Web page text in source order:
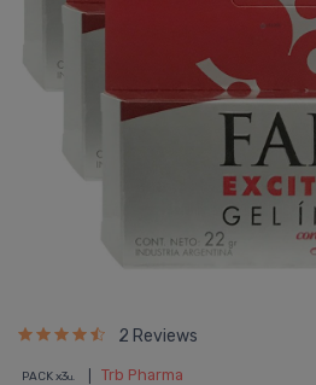
2 Reviews
PACK x3u. Trb Pharma